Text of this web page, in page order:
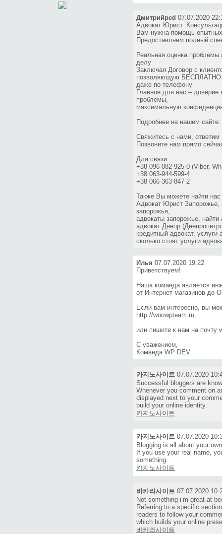
Дмитрийped 07.07.2020
Адвокат Юрист.
Вам нужна помощь
Предоставляем полный
Реальная оценка
делу
Заключая Договор с
позволяющую БЕСПЛАТНО и
даже по телефону
Главное для нас –
проблемы,
максимальную
Подробнее на нашем
Свяжитесь с нами,
Позвоните нам прямо
Для связи:
+38 096-082-925-0 (Viber,
+38 063-944-599-4
+38 066-363-847-2
Также Вы можете найти
Адвокат Юрист Запорожье,
запорожья,
адвокаты запорожье,
адвокат Днепр
кредитный адвокат,
сколько стоят услуги
Илья 07.07.2020 19:22
Приветствуем!
Наша команда является
от Интернет-магазинов до
Если вам интересно, вы
http://woowpteam.ru
или пишите к нам на почту
С уважением,
Команда WP DEV
카지노사이트 07.07.2020
Successful bloggers are
Whenever you comment on
displayed next to your
build your online identity.
카지노사이트
카지노사이트 07.07.2020
Blogging is all about your
If you use your real name,
something.
카지노사이트
바카라사이트 07.07.2020
Not something i’m great at
Referring to a specific
readers to follow your
which builds your online
바카라사이트